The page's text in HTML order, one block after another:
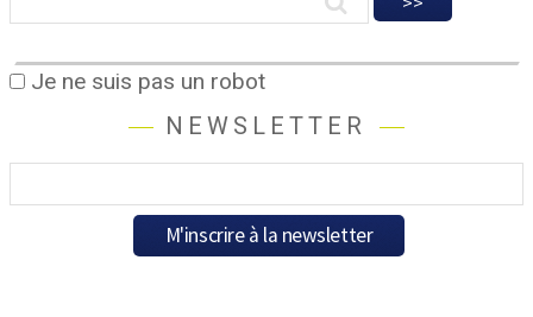
Je ne suis pas un robot
NEWSLETTER